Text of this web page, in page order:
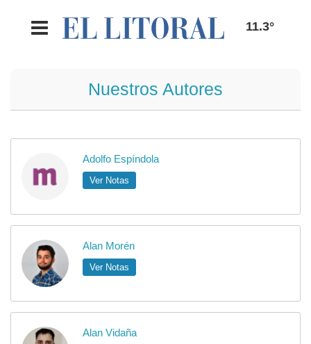
11.3°
Nuestros Autores
Adolfo Espíndola
Ver Notas
Alan Morén
Ver Notas
Alan Vidaña